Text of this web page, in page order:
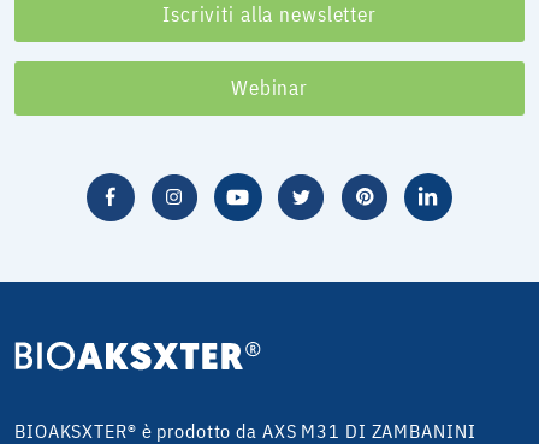
Iscriviti alla newsletter
Webinar
BIOAKSXTER® è prodotto da AXS M31 DI ZAMBANINI